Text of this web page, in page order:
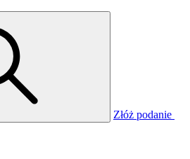
Złóż podanie